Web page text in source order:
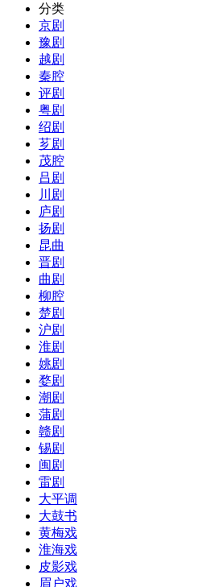
分类
京剧
豫剧
越剧
秦腔
评剧
粤剧
绍剧
芗剧
茂腔
吕剧
川剧
庐剧
扬剧
昆曲
晋剧
曲剧
柳腔
楚剧
沪剧
淮剧
姚剧
婺剧
潮剧
蒲剧
赣剧
锡剧
闽剧
雷剧
大平调
大鼓书
黄梅戏
淮海戏
皮影戏
眉户戏